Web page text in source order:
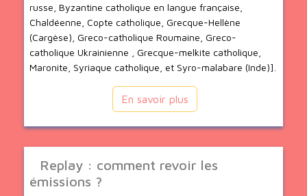
russe, Byzantine catholique en langue française,
Chaldéenne, Copte catholique, Grecque-Hellène
(Cargèse), Greco-catholique Roumaine, Greco-
catholique Ukrainienne , Grecque-melkite catholique,
Maronite, Syriaque catholique, et Syro-malabare (Inde)].
En savoir plus
Replay : comment revoir les
émissions ?